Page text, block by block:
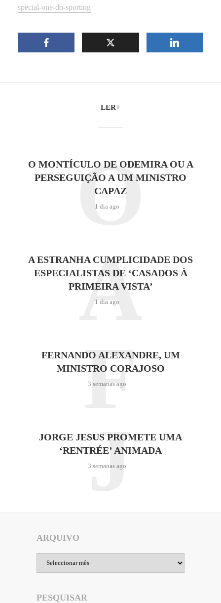
special-one-do-sporting
LER+
O MONTÍCULO DE ODEMIRA OU A
PERSEGUIÇÃO A UM MINISTRO
CAPAZ
1 dia ago
O
A ESTRANHA CUMPLICIDADE DOS
ESPECIALISTAS DE ‘CASADOS À
PRIMEIRA VISTA’
1 dia ago
A
FERNANDO ALEXANDRE, UM
MINISTRO CORAJOSO
3 semanas ago
F
JORGE JESUS PROMETE UMA
‘RENTRÉE’ ANIMADA
3 semanas ago
J
ARQUIVO
PESQUISAR